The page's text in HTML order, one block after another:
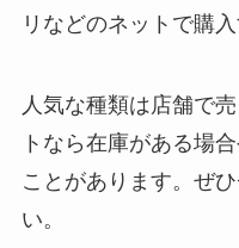
リなどのネットで購
人気な種類は店舗で
トなら在庫がある場
ことがあります。ぜ
い。